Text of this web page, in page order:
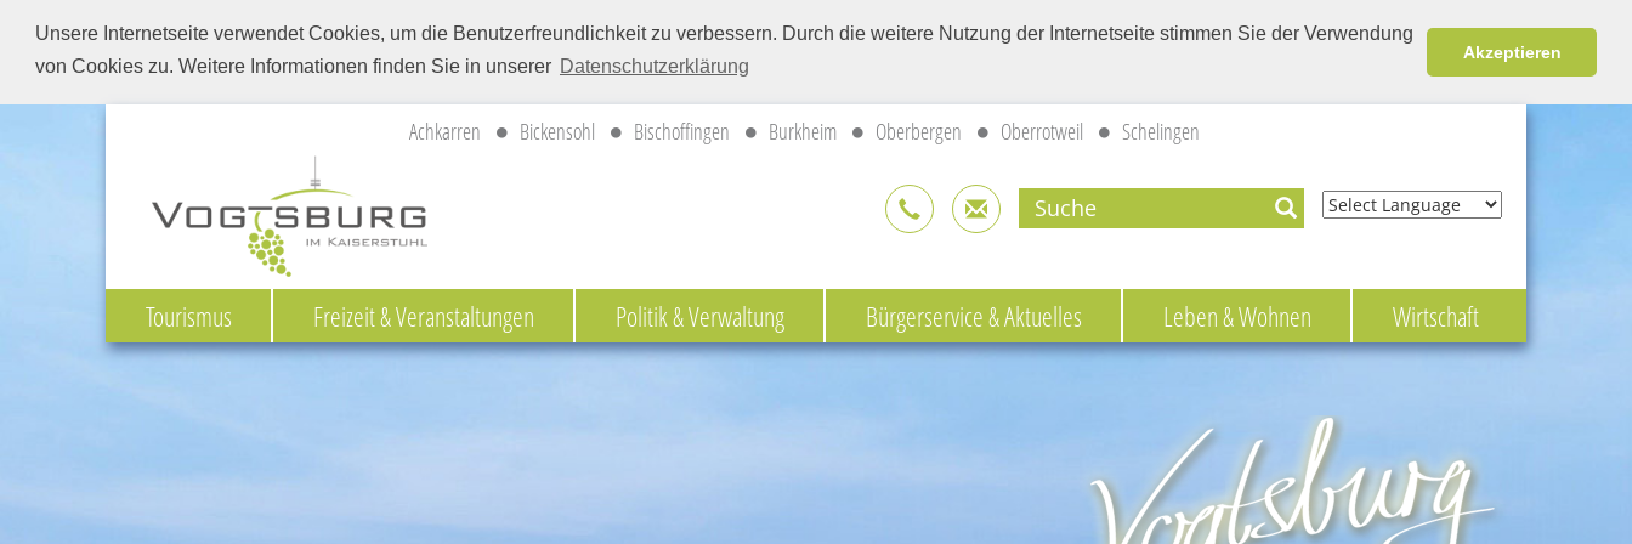
Unsere Internetseite verwendet Cookies, um die Benutzerfreundlichkeit zu verbessern. Durch die weitere Nutzung der Internetseite stimmen Sie der Verwendung
von Cookies zu. Weitere Informationen finden Sie in unserer Datenschutzerklärung
Akzeptieren
Achkarren Bickensohl Bischoffingen Burkheim Oberbergen Oberrotweil Schelingen
Tourismus Freizeit & Veranstaltungen Politik & Verwaltung Bürgerservice & Aktuelles Leben & Wohnen Wirtschaft